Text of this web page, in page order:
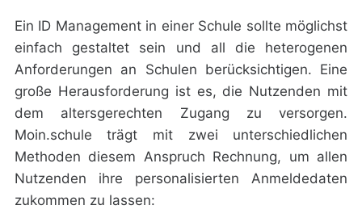
Ein ID Management in einer Schule sollte möglichst
einfach gestaltet sein und all die heterogenen
Anforderungen an Schulen berücksichtigen. Eine
große Herausforderung ist es, die Nutzenden mit
dem altersgerechten Zugang zu versorgen.
Moin.schule trägt mit zwei unterschiedlichen
Methoden diesem Anspruch Rechnung, um allen
Nutzenden ihre personalisierten Anmeldedaten
zukommen zu lassen: